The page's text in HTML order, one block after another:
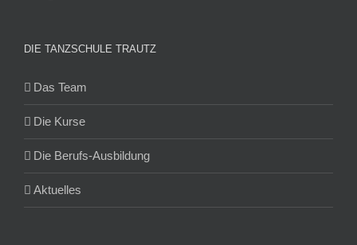
DIE TANZSCHULE TRAUTZ
Das Team
Die Kurse
Die Berufs-Ausbildung
Aktuelles